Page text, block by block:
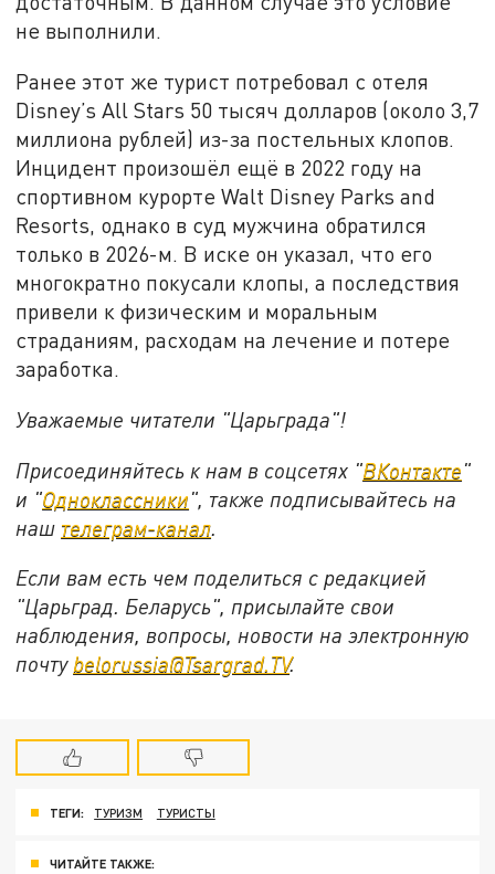
не выполнили.
Ранее этот же турист потребовал с отеля
Disney’s All Stars 50 тысяч долларов (около 3,7
миллиона рублей) из-за постельных клопов.
Инцидент произошёл ещё в 2022 году на
спортивном курорте Walt Disney Parks and
Resorts, однако в суд мужчина обратился
только в 2026-м. В иске он указал, что его
многократно покусали клопы, а последствия
привели к физическим и моральным
страданиям, расходам на лечение и потере
заработка.
Уважаемые читатели "Царьграда"!
Присоединяйтесь к нам в соцсетях "ВКонтакте"
и "Одноклассники", также подписывайтесь на
наш телеграм-канал
Если вам есть чем поделиться с редакцией
"Царьград. Беларусь", присылайте свои
наблюдения, вопросы, новости на электронную
почту belorussia@Tsargrad.TV.
ТЕГИ: ТУРИЗМ ТУРИСТЫ
ЧИТАЙТЕ ТАКЖЕ: